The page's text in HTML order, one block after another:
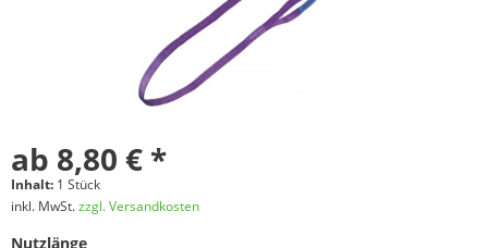
ab 8,80 € *
Inhalt: 1 Stück
inkl. MwSt.zzgl. Versandkosten
Nutzlänge